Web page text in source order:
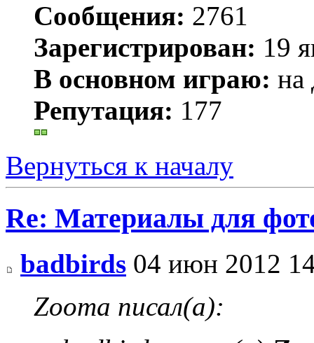
Сообщения: 2761
Зарегистрирован: 19
В основном играю: на
Репутация: 177
Вернуться к началу
Re: Материалы для
badbirds 04 июн 2012
Zooma писал(а):